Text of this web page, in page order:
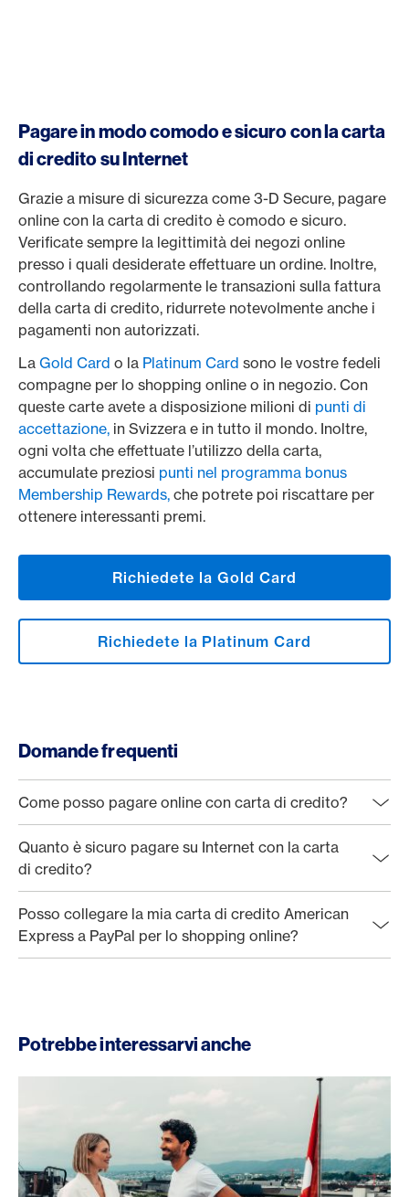
Pagare in modo comodo e sicuro con la carta
di credito su Internet
Grazie a misure di sicurezza come 3-D Secure, pagare
online con la carta di credito è comodo e sicuro.
Verificate sempre la legittimità dei negozi online
presso i quali desiderate effettuare un ordine. Inoltre,
controllando regolarmente le transazioni sulla fattura
della carta di credito, ridurrete notevolmente anche i
pagamenti non autorizzati.
La Gold Card o la Platinum Card sono le vostre fedeli
compagne per lo shopping online o in negozio. Con
queste carte avete a disposizione milioni di punti di
accettazione, in Svizzera e in tutto il mondo. Inoltre,
ogni volta che effettuate l’utilizzo della carta,
accumulate preziosi punti nel programma bonus
Membership Rewards, che potrete poi riscattare per
ottenere interessanti premi.
Richiedete la Gold Card
Richiedete la Platinum Card
Domande frequenti
Come posso pagare online con carta di credito?
Quanto è sicuro pagare su Internet con la carta
di credito?
Posso collegare la mia carta di credito American
Express a PayPal per lo shopping online?
Potrebbe interessarvi anche